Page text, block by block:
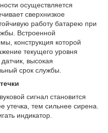
осуществляется
сверхнизкое
работу батарею при
Встроенной
конструкция которой
текущего уровня
высокая
срок службы.
сигнал становится
утечка, тем сильнее сирена.
индикатор.